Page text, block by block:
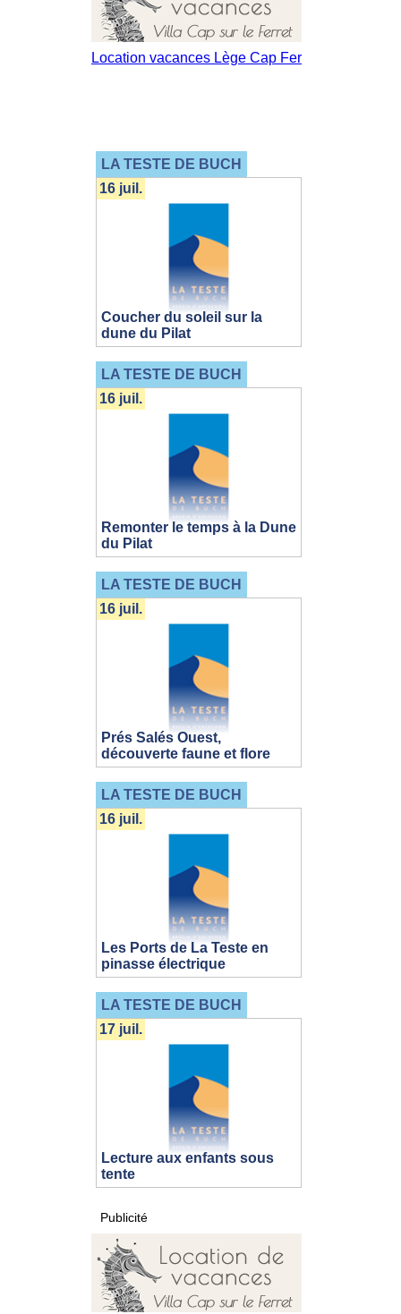
LA TESTE DE BUCH
Coucher du soleil sur la
dune du Pilat
16 juil.
LA TESTE DE BUCH
Remonter le temps à la Dune
du Pilat
16 juil.
LA TESTE DE BUCH
Prés Salés Ouest,
découverte faune et flore
16 juil.
LA TESTE DE BUCH
Les Ports de La Teste en
pinasse électrique
16 juil.
LA TESTE DE BUCH
Lecture aux enfants sous
tente
17 juil.
Publicité